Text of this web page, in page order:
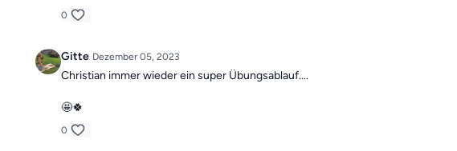
0
Gitte Dezember 05, 2023
Christian immer wieder ein super Übungsablauf....
🤩🍀
0